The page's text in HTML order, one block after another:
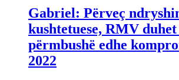
Gabriel: Përveç
kushtetuese, RMV
përmbushë edhe
2022